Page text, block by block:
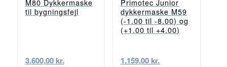
M80 Dykkermaske
til bygningsfejl
3.600,00 kr.
Primotec Junior
dykkermaske M59
(-1.00 til -8.00) og
(+1.00 til +4.00)
1.159,00 kr.